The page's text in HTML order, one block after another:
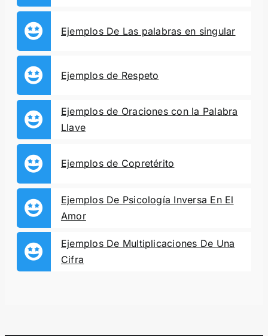
Ejemplos De Las palabras en singular
Ejemplos de Respeto
Ejemplos de Oraciones con la Palabra
Llave
Ejemplos de Copretérito
Ejemplos De Psicología Inversa En El
Amor
Ejemplos De Multiplicaciones De Una
Cifra